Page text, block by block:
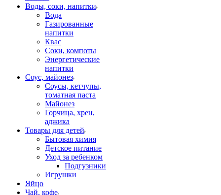
Воды, соки, напитки
Вода
Газированные
напитки
Квас
Соки, компоты
Энергетические
напитки
Соус, майонез
Соусы, кетчупы,
томатная паста
Майонез
Горчица, хрен,
аджика
Товары для детей
Бытовая химия
Детское питание
Уход за ребенком
Подгузники
Игрушки
Яйцо
Чай, кофе